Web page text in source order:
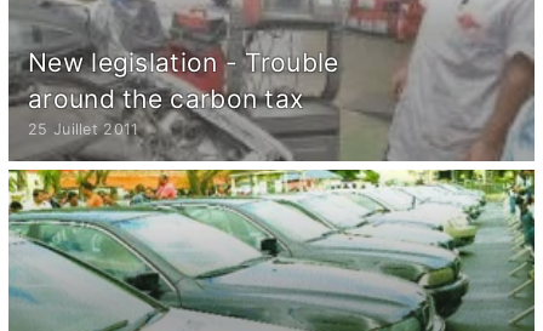
New legislation - Trouble
around the carbon tax
25 Juillet 2011